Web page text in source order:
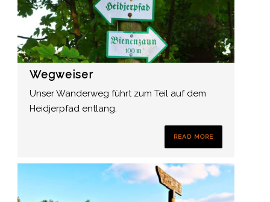
Wegweiser
Unser Wanderweg führt zum Teil auf dem
Heidjerpfad entlang.
READ MORE